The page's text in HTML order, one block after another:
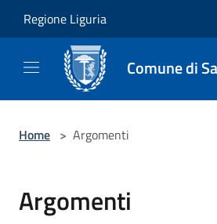
Regione Liguria
Comune di
Home > Argomenti
Argomenti